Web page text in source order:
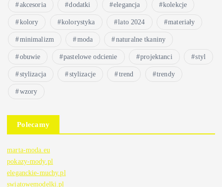
akcesoria dodatki elegancja kolekcje
kolory kolorystyka lato 2024 materiały
minimalizm moda naturalne tkaniny
obuwie pastelowe odcienie projektanci styl
stylizacja stylizacje trend trendy
wzory
Polecamy
marta-moda.eu
pokazy-mody.pl
eleganckie-muchy.pl
swiatowemodelki.pl